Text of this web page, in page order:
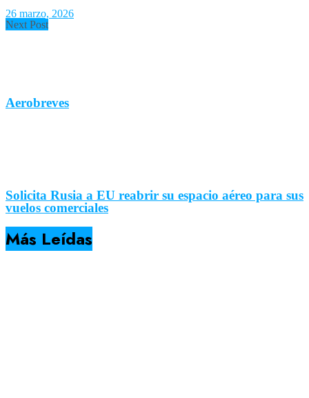
26 marzo, 2026
Next Post
Aerobreves
Solicita Rusia a EU reabrir su espacio aéreo para sus
vuelos comerciales
Más Leídas